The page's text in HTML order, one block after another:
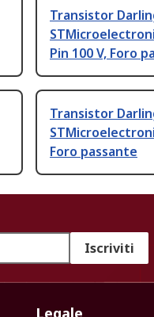
Transistor
Pin 100 V, Foro
Transistor
Foro passante
Iscriviti